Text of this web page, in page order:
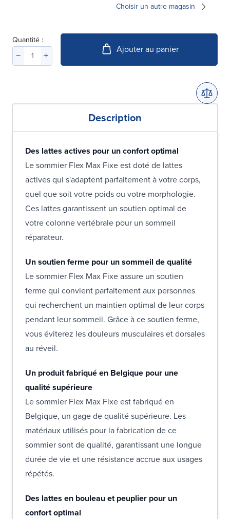
Choisir un autre magasin
Quantité :
Ajouter au panier
Description
Des lattes actives pour un confort optimal
Le sommier Flex Max Fixe est doté de lattes
actives qui s'adaptent parfaitement à votre corps,
quel que soit votre poids ou votre morphologie.
Ces lattes garantissent un soutien optimal de
votre colonne vertébrale pour un sommeil
réparateur.
Un soutien ferme pour un sommeil de qualité
Le sommier Flex Max Fixe assure un soutien
ferme qui convient parfaitement aux personnes
qui recherchent un maintien optimal de leur corps
pendant leur sommeil. Grâce à ce soutien ferme,
vous éviterez les douleurs musculaires et dorsales
au réveil.
Un produit fabriqué en Belgique pour une
qualité supérieure
Le sommier Flex Max Fixe est fabriqué en
Belgique, un gage de qualité supérieure. Les
matériaux utilisés pour la fabrication de ce
sommier sont de qualité, garantissant une longue
durée de vie et une résistance accrue aux usages
répétés.
Des lattes en bouleau et peuplier pour un
confort optimal